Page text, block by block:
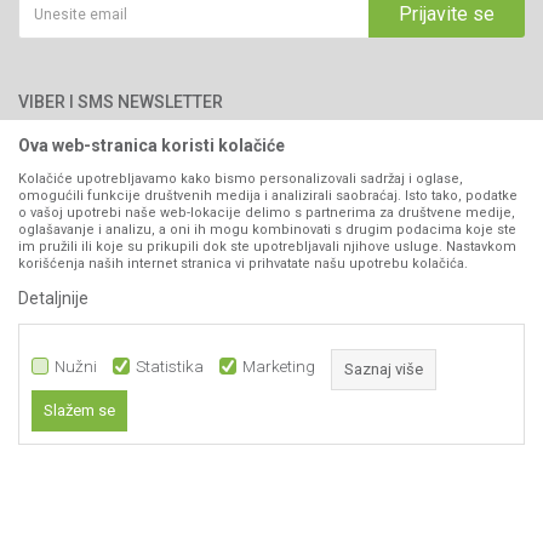
066/44-99-00
Kontakt
Kako kupiti
Isporuka
Pravo na odustajanje
Reklamacije
Povraćaj sredstava
Zamjena artikala
Plaćanje karticama
Prijavite se
VIBER I SMS NEWSLETTER
PRATITE NAS
Ova web-stranica koristi kolačiće
Kolačiće upotrebljavamo kako bismo personalizovali sadržaj i oglase,
omogućili funkcije društvenih medija i analizirali saobraćaj. Isto tako, podatke
o vašoj upotrebi naše web-lokacije delimo s partnerima za društvene medije,
oglašavanje i analizu, a oni ih mogu kombinovati s drugim podacima koje ste
im pružili ili koje su prikupili dok ste upotrebljavali njihove usluge. Nastavkom
korišćenja naših internet stranica vi prihvatate našu upotrebu kolačića.
Detaljnije
Nužni Statistika Marketing Saznaj više
Slažem se